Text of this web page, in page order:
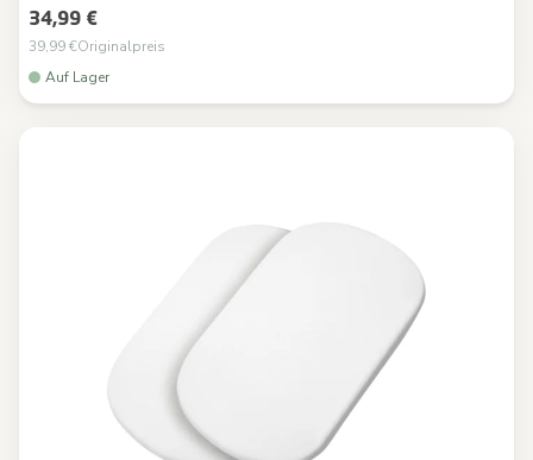
34,99 €
39,99 €Originalpreis
Auf Lager